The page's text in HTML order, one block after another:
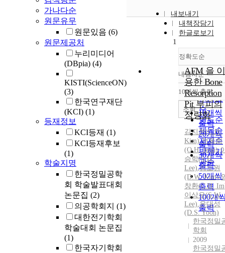
가나다순
원문유무
원문있음 (6)
원문제공처
누리미디어
(DBpia) (4)
KISTI(ScienceON)
(3)
한국연구재단
(KCI) (1)
등재정보
KCI등재 (1)
KCI등재후보
(1)
학술지명
한국정밀공학
회 학술발표대회
논문집 (2)
의공학회지 (1)
대한전기학회
학술대회 논문집
(1)
한국자기학회
내보내기
내책장담기
한글로보기
정확도순
정확도
순
인기도
순
연도순
제목순
저자순
발행기
관순
내림차순
내림차
10개씩 출력
10개씩
출력
20개씩
출력
30개씩
출력
50개씩
출력
100개
출력
조회
1
AFM 을 이
용한 Bone
Resorption
Pit 부피의
정량화
김지현(C.H.
Kim),전옥희
(O.H.Jeon),
승학(S.H.
Lee),김도원
(D.W. Kim),
창환(C.H. Im
이상우(S.W.
Lee),윤대성
(D.S. Yoon)
한국정밀
학회
2009
한국정밀